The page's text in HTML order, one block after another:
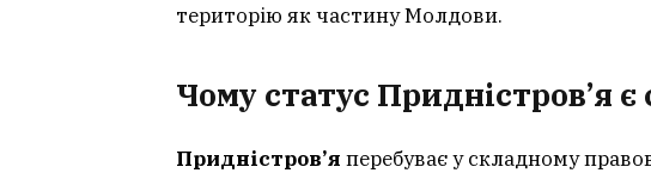
територію як частину Молдови.
Чому статус Придністров’я є
Придністров’я перебуває у складному